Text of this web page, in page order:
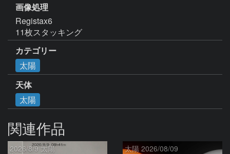
画像処理
Registax6
カテゴリー
太陽
天体
太陽
関連作品
2026/8/9 太陽 太陽 2026/08/09